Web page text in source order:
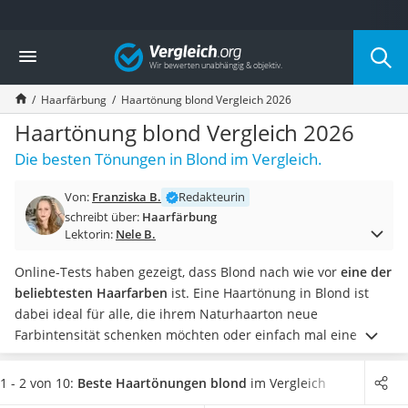
Die beliebtesten Vergleiche nach Kategorie
Drogerie
Inhalator
Haarschneider
Rollator
Braun Rasierer
Katzenklappe (Chip)
Masturbator
Massagepistole
Reisehaartrockner
Eiweißpulver
Magnesiumpräparat
Katzenklappe
Nackenmassagegerät
Zeckenschutz Katze
Vergleich
Haarfärbung Haartönung blond Vergleich 2026
Haartönung blond Vergleich 2026
Die besten Tönungen in Blond im Vergleich.
Von: Franziska B.
Redakteurin
schreibt über: Haarfärbung
Lektorin: Nele B.
Online-Tests haben gezeigt, dass Blond nach wie vor eine der
beliebtesten Haarfarben ist. Eine Haartönung in Blond ist
dabei ideal für alle, die ihrem Naturhaarton neue
Farbintensität schenken möchten oder einfach mal eine neue
Nuance testen wollen. Denn Tönungen verblassen mit jeder
Haarwäsche. Wenn Sie nach dem Tönen Ihr Haar zudem mit
1 - 2 von 10: Beste Haartönungen blond im Vergleich